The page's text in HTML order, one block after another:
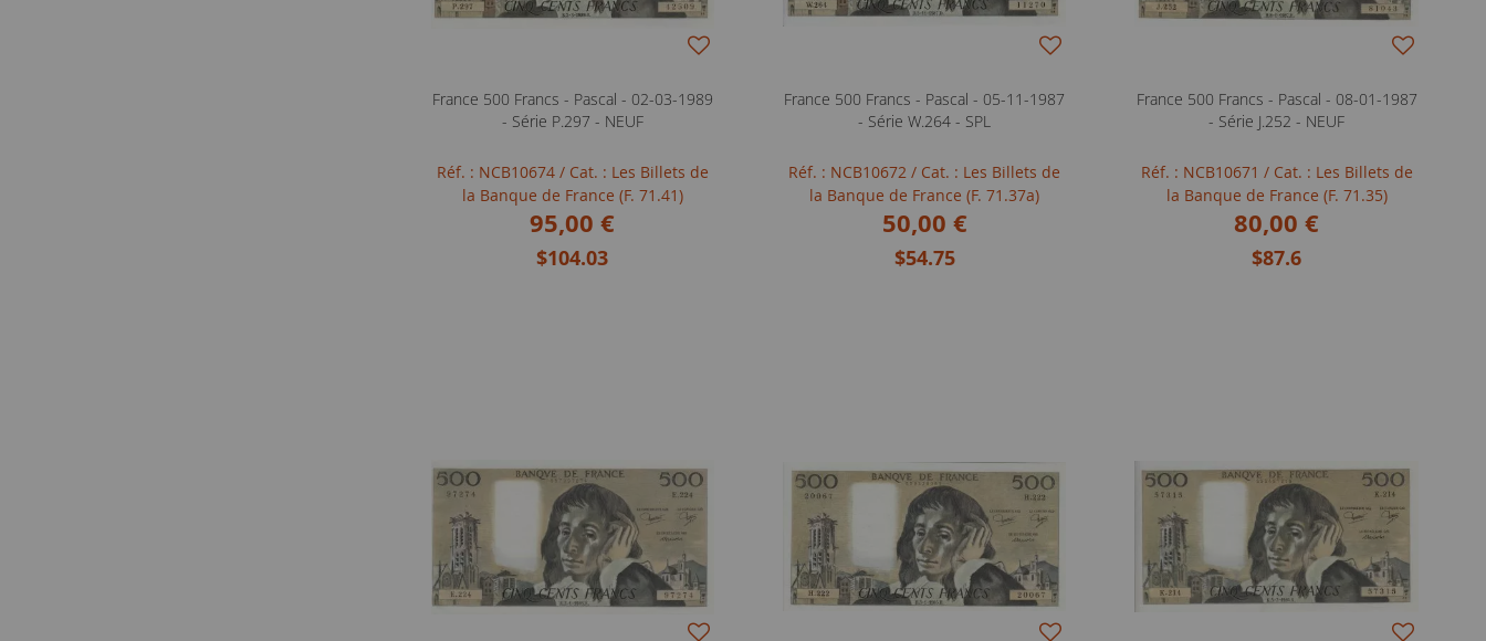
France 500 Francs - Pascal - 02-03-1989
- Série P.297 - NEUF
Réf. : NCB10674 / Cat. : Les Billets de
la Banque de France (F. 71.41)
95,00 €
$104.03
France 500 Francs - Pascal - 05-11-1987
- Série W.264 - SPL
Réf. : NCB10672/ Cat. : Les Billets de
la Banque de France (F. 71.37a)
50,00 €
$54.75
France 500 Francs - Pascal - 08-01-1987
- Série J.252 - NEUF
Réf. : NCB10671 / Cat. : Les Billets de
la Banque de France (F. 71.35)
80,00 €
$87.6